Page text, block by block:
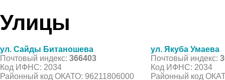
Улицы
ул. Сайды Битаношева
Почтовый индекс: 366403
Код ИФНС: 2034
Районный код ОКАТО: 96211806000
ул. Якуба Умаева
Почтовый индекс:
Код ИФНС: 2034
Районный код